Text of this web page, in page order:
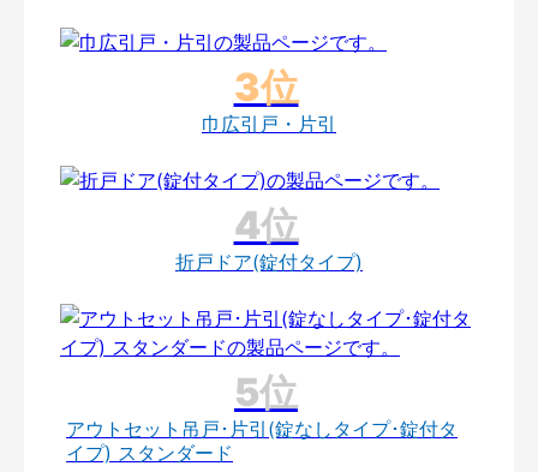
巾広引戸・片引
折戸ドア(錠付タイプ)
アウトセット吊戸･片引(錠なしタイプ･錠付タ
イプ) スタンダード